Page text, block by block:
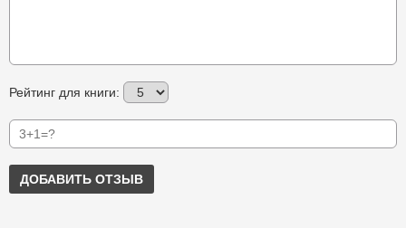
Рейтинг для книги:
ДОБАВИТЬ ОТЗЫВ